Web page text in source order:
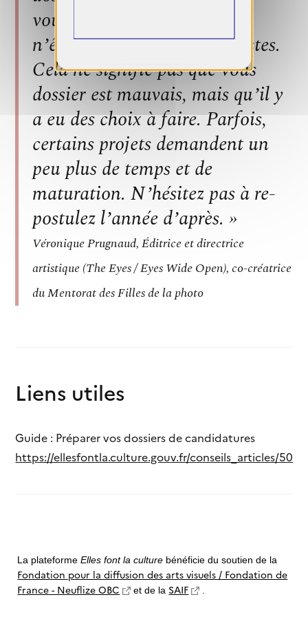
vous découragez pas si vous
n’êtes pas lauréats ou finalistes.
Cela ne signifie pas que vous
dossier est mauvais, mais qu’il y
a eu des choix à faire. Parfois,
certains projets demandent un
peu plus de temps et de
maturation. N’hésitez pas à re-
postulez l’année d’après. »
Véronique Prugnaud, Éditrice et directrice
artistique (The Eyes / Eyes Wide Open), co-créatrice
du Mentorat des Filles de la photo
Liens utiles
Guide : Préparer vos dossiers de candidatures
https://ellesfontla.culture.gouv.fr/conseils_articles/50
La plateformeElles font la culture bénéficie du soutien de la
Fondation pour la diffusion des arts visuels / Fondation de
France - Neuflize OBC
et de la SAIF